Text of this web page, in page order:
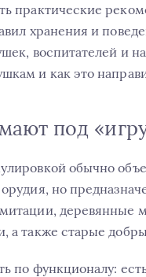
практические
хранения и
воспитателей и
и как это
под
обычно
но
деревянные
а также старые
по функционалу: